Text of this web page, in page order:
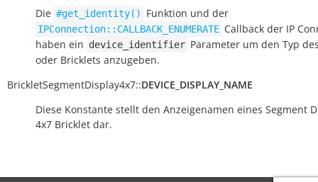
Die #get_identity() Funktion und der
IPConnection::CALLBACK_ENUMERATE Callback der IP
haben ein device_identifier Parameter um den Typ
oder Bricklets anzugeben.
BrickletSegmentDisplay4x7::DEVICE_DISPLAY_NAME
Diese Konstante stellt den Anzeigenamen eines Segment
4x7 Bricklet dar.